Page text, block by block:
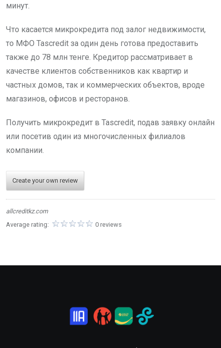
минут.
Что касается микрокредита под залог недвижимости,
то МФО Tascredit за один день готова предоставить
также до 78 млн тенге. Кредитор рассматривает в
качестве клиентов собственников как квартир и
частных домов, так и коммерческих объектов, вроде
магазинов, офисов и ресторанов.
Получить микрокредит в Tascredit, подав заявку онлайн
или посетив один из многочисленных филиалов
компании.
Create your own review
allcreditkz.com
Average rating:
0 reviews